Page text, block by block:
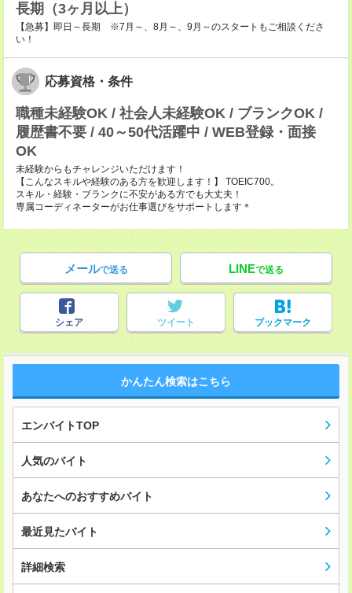
長期（3ヶ月以上）
【急募】即日～長期 ※7月～、8月～、9月～のスタートもご相談くださ
い！
応募資格・条件
職種未経験OK / 社会人未経験OK / ブランクOK /
履歴書不要 / 40～50代活躍中 / WEB登録・面接
OK
未経験からもチャレンジいただけます！
【こんなスキルや経験のある方を歓迎します！】 TOEIC700。
スキル・経験・ブランクに不安がある方でも大丈夫！
専属コーディネーターがお仕事選びをサポートします＊
メールで送る LINEで送る
シェア ツイート ブックマーク
かんたん検索はこちら
エンバイトTOP
人気のバイト
あなたへのおすすめバイト
最近見たバイト
詳細検索